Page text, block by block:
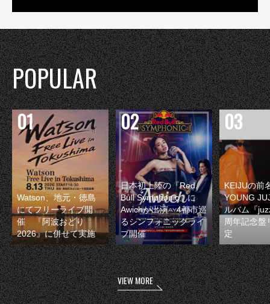
POPULAR
Watson、地元・徳島
にてフリーライブ開
催 『阿波おどり
2026』に併せて実施
日本初上陸の『Red
Bull Symphonic』に
Awichが出演 4都市巡
るシンフォニックライ
ブ開催
KEIJUの前
YOUNG
ルバム『
周年記念盤
定
VIEW MORE